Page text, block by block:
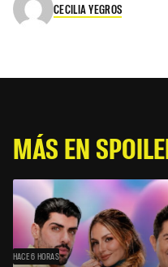
CECILIA YEGROS
MÁS EN
HACE 6 HORAS